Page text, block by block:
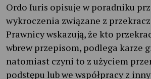
Ordo Iuris opisuje w poradniku
wykroczenia związane z
Prawnicy wskazują, że kto
wbrew przepisom, podlega karze
natomiast czyni to z użyciem
podstępu lub we współpracy z